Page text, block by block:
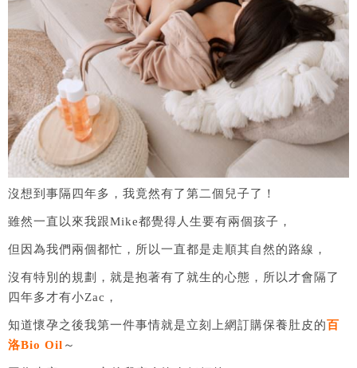
沒想到事隔四年多，我竟然有了第二個兒子了！
雖然一直以來我跟Mike都覺得人生要有兩個孩子，
但因為我們兩個都忙，所以一直都是走順其自然的路線，
沒有特別的規劃，就是抱著有了就生的心態，所以才會隔了
四年多才有小Zac，
知道懷孕之後我第一件事情就是立刻上網訂購保養肚皮的百
洛Bio Oil ～